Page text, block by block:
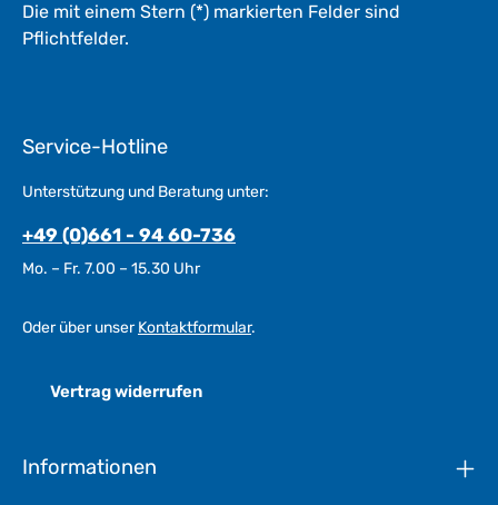
Die mit einem Stern (*) markierten Felder sind
Pflichtfelder.
Service-Hotline
Unterstützung und Beratung unter:
+49 (0)661 - 94 60-736
Mo. – Fr. 7.00 – 15.30 Uhr
Oder über unserKontaktformular.
Vertrag widerrufen
Informationen